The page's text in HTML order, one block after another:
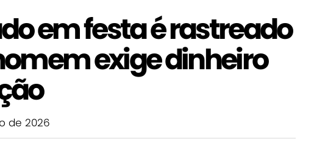
em festa é rastreado
exige dinheiro
de 2026